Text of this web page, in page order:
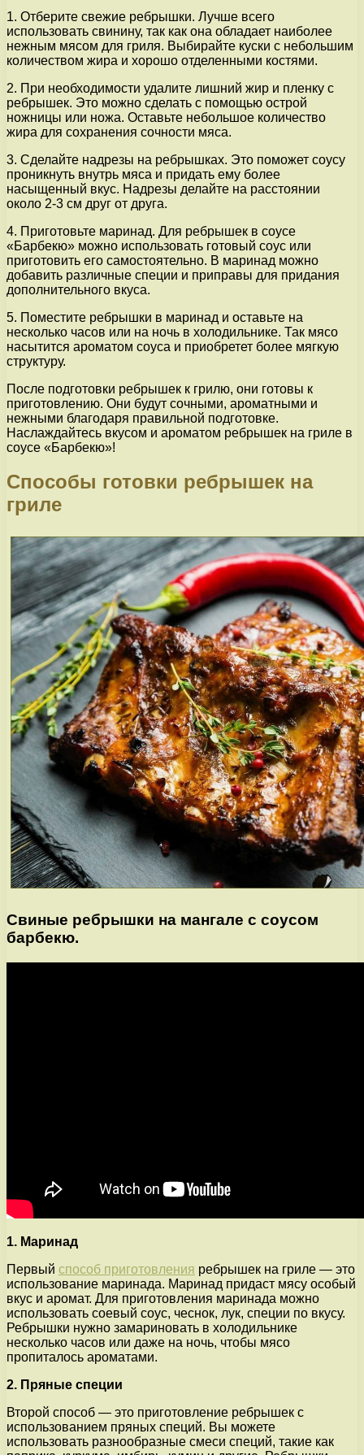
1. Отберите свежие ребрышки. Лучше всего
использовать свинину, так как она обладает наиболее
нежным мясом для гриля. Выбирайте куски с небольшим
количеством жира и хорошо отделенными костями.
2. При необходимости удалите лишний жир и пленку с
ребрышек. Это можно сделать с помощью острой
ножницы или ножа. Оставьте небольшое количество
жира для сохранения сочности мяса.
3. Сделайте надрезы на ребрышках. Это поможет соусу
проникнуть внутрь мяса и придать ему более
насыщенный вкус. Надрезы делайте на расстоянии
около 2-3 см друг от друга.
4. Приготовьте маринад. Для ребрышек в соусе
«Барбекю» можно использовать готовый соус или
приготовить его самостоятельно. В маринад можно
добавить различные специи и приправы для придания
дополнительного вкуса.
5. Поместите ребрышки в маринад и оставьте на
несколько часов или на ночь в холодильнике. Так мясо
насытится ароматом соуса и приобретет более мягкую
структуру.
После подготовки ребрышек к грилю, они готовы к
приготовлению. Они будут сочными, ароматными и
нежными благодаря правильной подготовке.
Наслаждайтесь вкусом и ароматом ребрышек на гриле в
соусе «Барбекю»!
Способы готовки ребрышек на
гриле
Свиные ребрышки на мангале с соусом
барбекю.
1. Маринад
Первый способ приготовления ребрышек на гриле — это
использование маринада. Маринад придаст мясу особый
вкус и аромат. Для приготовления маринада можно
использовать соевый соус, чеснок, лук, специи по вкусу.
Ребрышки нужно замариновать в холодильнике
несколько часов или даже на ночь, чтобы мясо
пропиталось ароматами.
2. Пряные специи
Второй способ — это приготовление ребрышек с
использованием пряных специй. Вы можете
использовать разнообразные смеси специй, такие как